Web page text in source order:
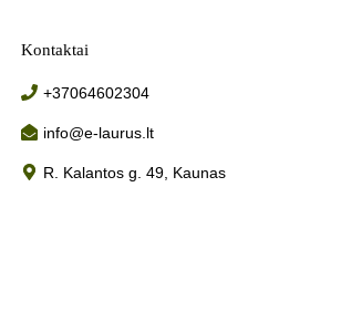
Kontaktai
+37064602304
info@e-laurus.lt
R. Kalantos g. 49, Kaunas